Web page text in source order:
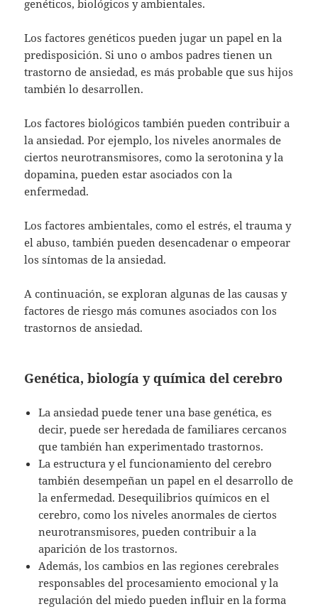
genéticos, biológicos y ambientales.
Los factores genéticos pueden jugar un papel en la
predisposición. Si uno o ambos padres tienen un
trastorno de ansiedad, es más probable que sus hijos
también lo desarrollen.
Los factores biológicos también pueden contribuir a
la ansiedad. Por ejemplo, los niveles anormales de
ciertos neurotransmisores, como la serotonina y la
dopamina, pueden estar asociados con la
enfermedad.
Los factores ambientales, como el estrés, el trauma y
el abuso, también pueden desencadenar o empeorar
los síntomas de la ansiedad.
A continuación, se exploran algunas de las causas y
factores de riesgo más comunes asociados con los
trastornos de ansiedad.
Genética, biología y química del cerebro
La ansiedad puede tener una base genética, es
decir, puede ser heredada de familiares cercanos
que también han experimentado trastornos.
La estructura y el funcionamiento del cerebro
también desempeñan un papel en el desarrollo de
la enfermedad. Desequilibrios químicos en el
cerebro, como los niveles anormales de ciertos
neurotransmisores, pueden contribuir a la
aparición de los trastornos.
Además, los cambios en las regiones cerebrales
responsables del procesamiento emocional y la
regulación del miedo pueden influir en la forma